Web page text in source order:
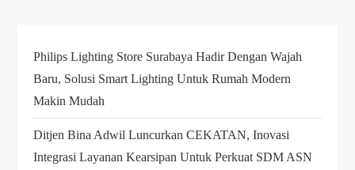
Philips Lighting Store Surabaya Hadir Dengan Wajah
Baru, Solusi Smart Lighting Untuk Rumah Modern
Makin Mudah
Ditjen Bina Adwil Luncurkan CEKATAN, Inovasi
Integrasi Layanan Kearsipan Untuk Perkuat SDM ASN